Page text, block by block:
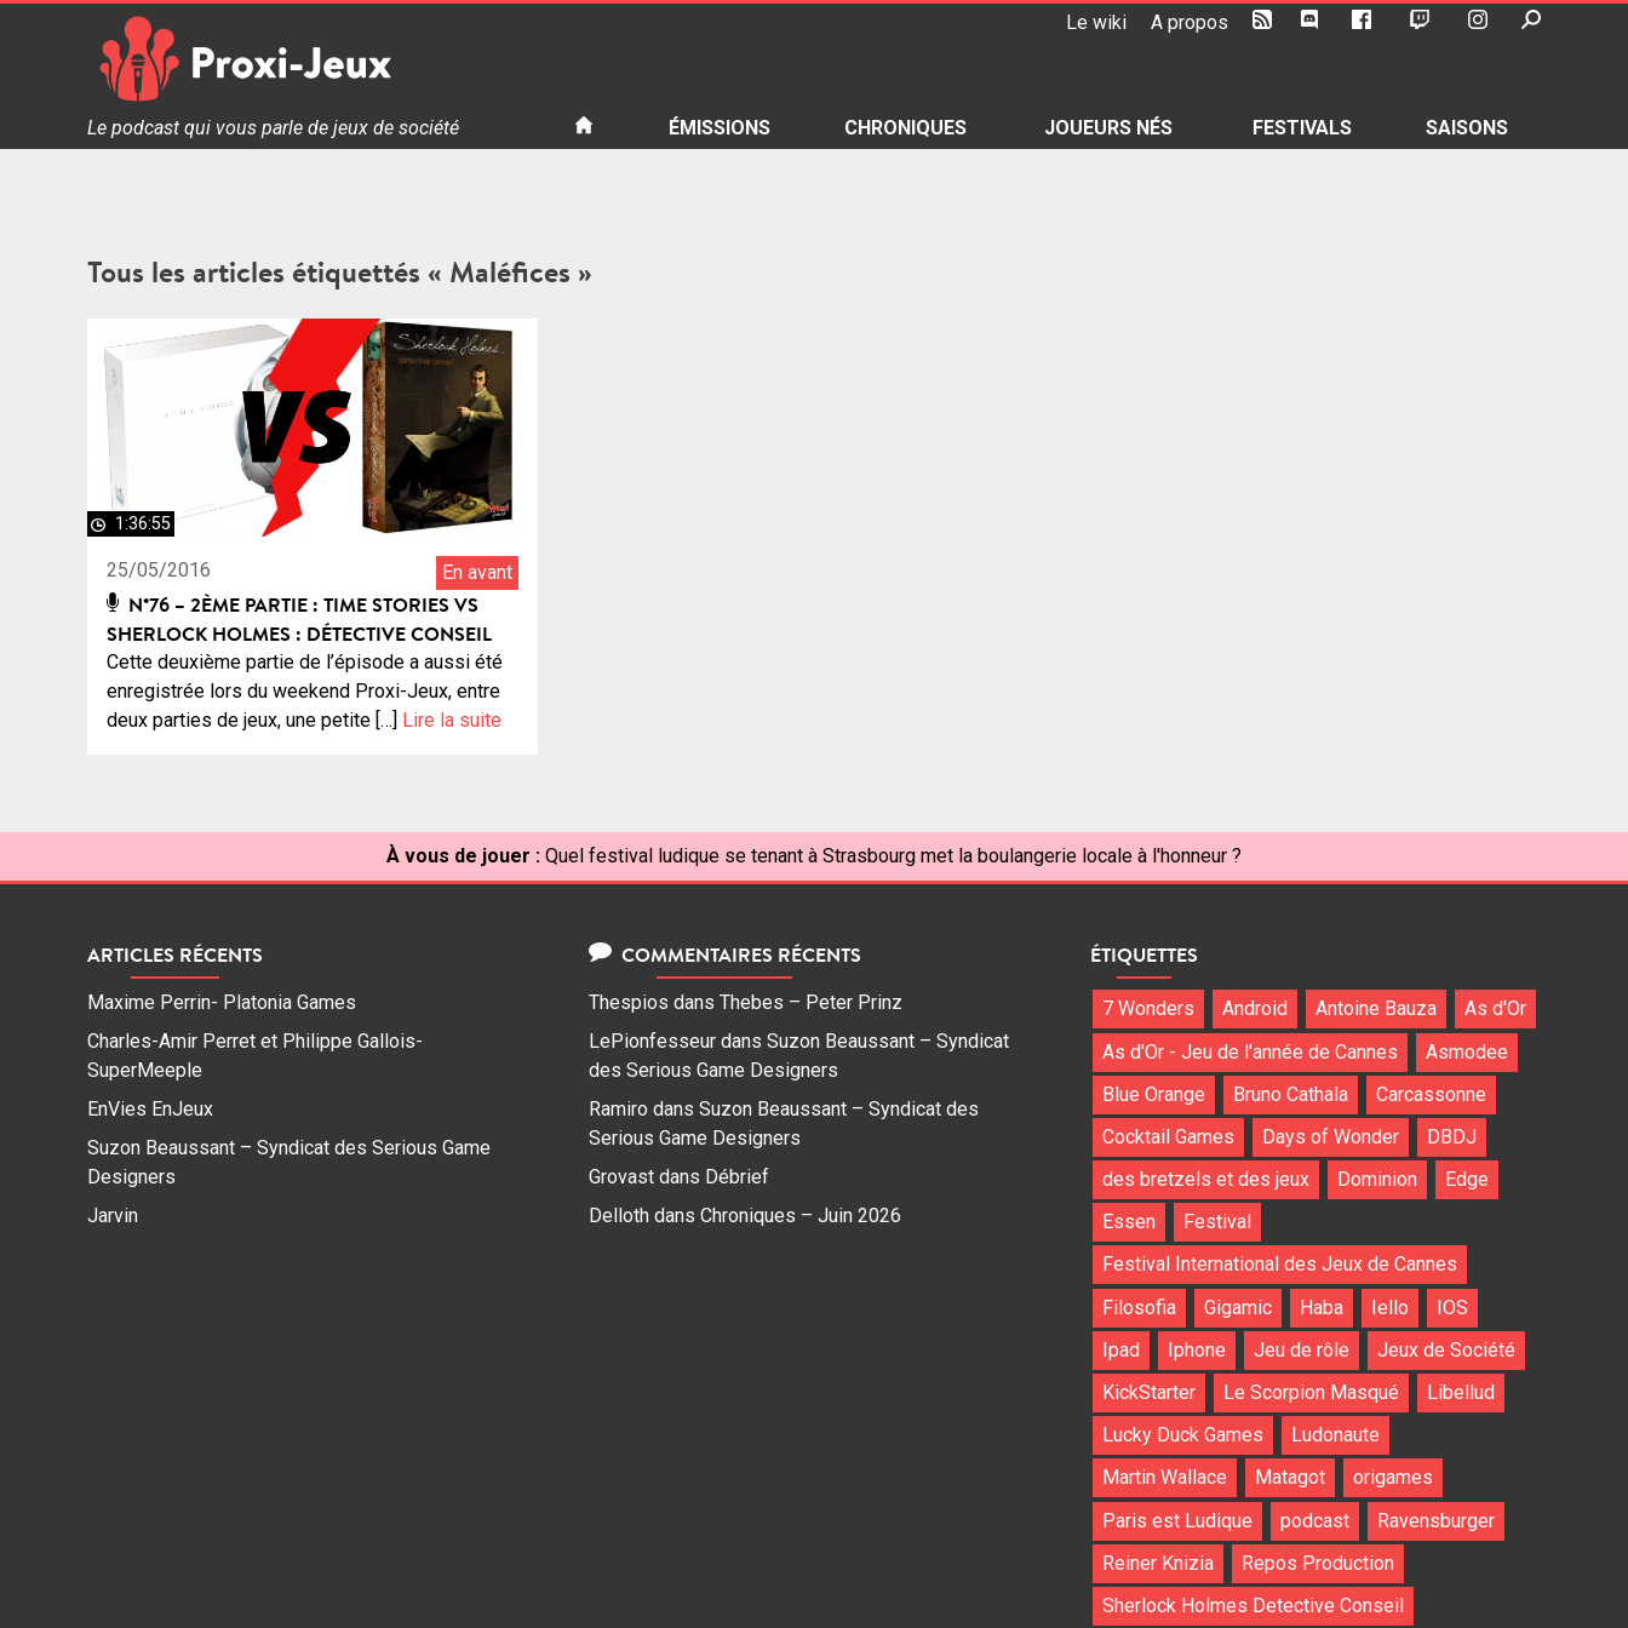
Le wiki A propos
Proxi Jeux - Le podcast qui vous parle de jeux de société
Le podcast qui vous parle de jeux de société ÉMISSIONS CHRONIQUES JOUEURS NÉS FESTIVALS SAISONS
Tous les articles étiquettés « Maléfices »
1:36:55
25/05/2016 En avant
N°76 – 2ÈME PARTIE : TIME STORIES VS
SHERLOCK HOLMES : DÉTECTIVE CONSEIL
Cette deuxième partie de l’épisode a aussi été
enregistrée lors du weekend Proxi-Jeux, entre
deux parties de jeux, une petite […]
Lire la suite
À vous de jouer : Quel festival ludique se tenant à Strasbourg met la boulangerie locale à l'honneur ?
ARTICLES RÉCENTS
Maxime Perrin- Platonia Games
Charles-Amir Perret et Philippe Gallois-
SuperMeeple
EnVies EnJeux
Suzon Beaussant – Syndicat des Serious Game
Designers
Jarvin
COMMENTAIRES RÉCENTS
Thespios dans Thebes – Peter Prinz
LePionfesseur dans Suzon Beaussant – Syndicat
des Serious Game Designers
Ramiro dans Suzon Beaussant – Syndicat des
Serious Game Designers
Grovast dans Débrief
Delloth dans Chroniques – Juin 2026
ÉTIQUETTES
7 Wonders Android Antoine Bauza
As d'Or
As d'Or - Jeu de l'année de Cannes
Asmodee
Blue Orange
Bruno Cathala
Carcassonne
Cocktail Games
Days of Wonder
DBDJ
des bretzels et des jeux
Dominion
Edge
Essen
Festival
Festival International des Jeux de Cannes
Filosofia
Gigamic Haba Iello
IOS
Ipad
Iphone Jeu de rôle
Jeux de Société
KickStarter
Le Scorpion Masqué
Libellud
Lucky Duck Games
Ludonaute
Martin Wallace
Matagot
origames
Paris est Ludique
podcast
Ravensburger
Reiner Knizia
Repos Production
Sherlock Holmes Detective Conseil